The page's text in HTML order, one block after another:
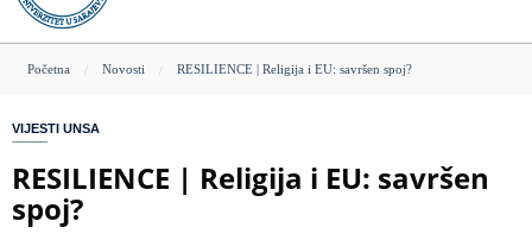
You
here
Početna Novosti RESILIENCE | Religija i EU: savršen spoj?
VIJESTI UNSA
RESILIENCE | Religija i EU: savršen
spoj?